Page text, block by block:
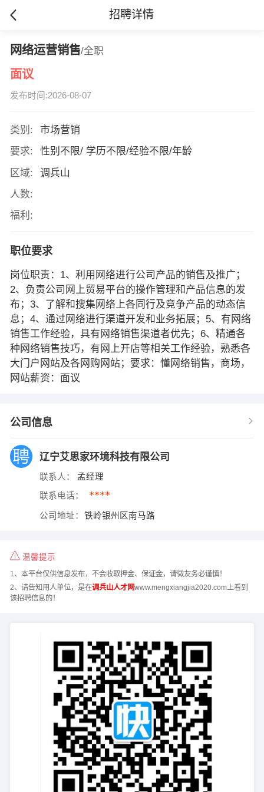
招聘详情
网络运营销售/全职
面议
发布时间:2026-08-07
类别:
市场营销
要求:
性别不限/ 学历不限/经验不限/年龄
区域:
调兵山
人数:
福利:
职位要求
岗位职责：1、利用网络进行公司产品的销售及推广；
2、负责公司网上贸易平台的操作管理和产品信息的发
布；3、了解和搜集网络上各同行及竞争产品的动态信
息；4、通过网络进行渠道开发和业务拓展；5、有网络
销售工作经验，具有网络销售渠道者优先；6、精通各
种网络销售技巧，有网上开店等相关工作经验，熟悉各
大门户网站及各网购网站；要求：懂网络销售，商场，
网站薪资：面议
公司信息
辽宁艾思家环境科技有限公司
联系人： 孟经理
联系电话： ****
公司地址： 铁岭银州区南马路
温馨提示
1、本平台仅供信息发布，不会收取押金、保证金，请微友务必谨慎！
2、请告知用人单位，是在调兵山人才网www.mengxiangjia2020.com上看到
该招聘信息的！